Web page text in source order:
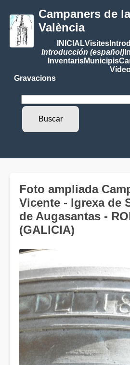
Campaners de
València
INICIALVisites
Introducción (español)
InventarisMunicipis
Gravacions
Foto ampliada
Vicente - Igrexa de
de Augasantas -
(GALICIA)